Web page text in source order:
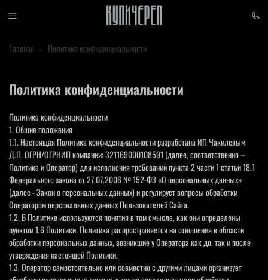
Главная Политика конфиденциальности
Политика конфиденциальности
Политика конфиденциальности
1. Общие положения
1.1. Настоящая Политика конфиденциальности разработана ИП Чакилевым
Д.П. ОГРН/ОГРНИП компании: 321169000108591 (далее, соответственно –
Политика и Оператор) для исполнения требований пункта 2 части 1 статьи 18.1
Федерального закона от 27.07.2006 № 152-ФЗ «О персональных данных»
(далее - Закон о персональных данных) и регулирует вопросы обработки
Оператором персональных данных Пользователей Сайта.
1.2. В Политике используются понятия в том смысле, как они определены
пунктом 1.6 Политики. Политика распространяется на отношения в области
обработки персональных данных, возникшие у Оператора как до, так и после
утверждения настоящей Политики.
1.3. Оператор самостоятельно или совместно с другими лицами организует